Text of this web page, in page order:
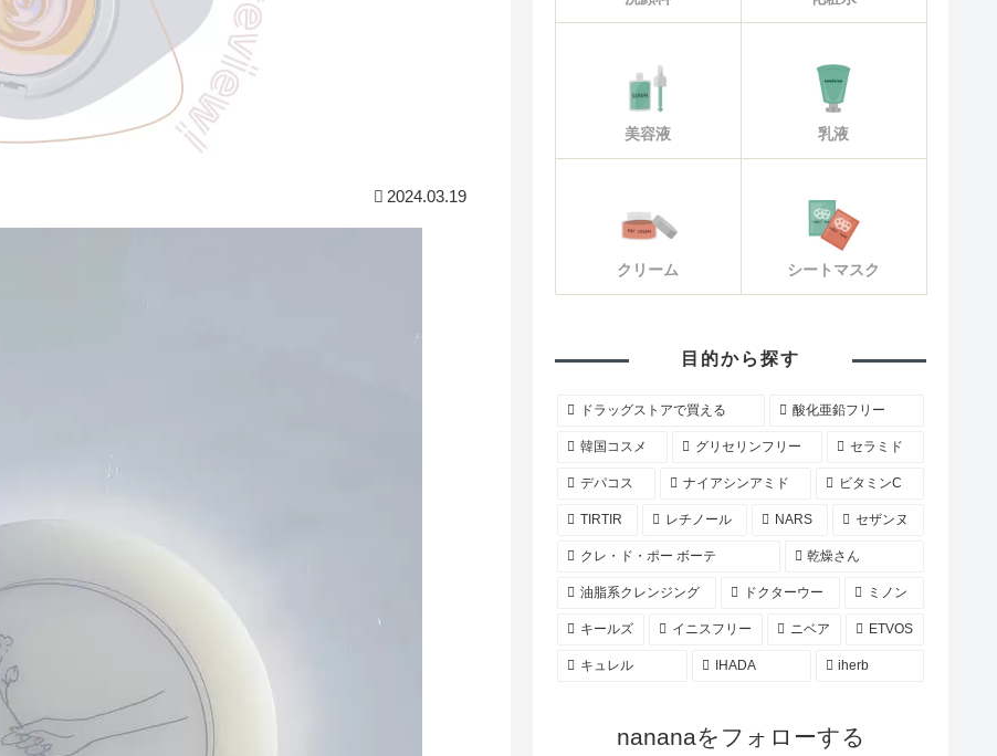
2024.03.19
美容液 乳液
クリーム シートマスク
目的から探す
ドラッグストアで買える 酸化亜鉛フリー
韓国コスメ グリセリンフリー セラミド
デパコス ナイアシンアミド ビタミンC
TIRTIR レチノール NARS セザンヌ
クレ・ド・ポー ボーテ 乾燥さん
油脂系クレンジング ドクターウー ミノン
キールズ イニスフリー ニベア ETVOS
キュレル IHADA iherb
nananaをフォローする